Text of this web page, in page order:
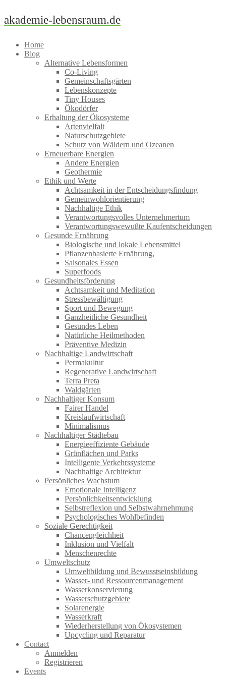
Skip
to
akademie-lebensraum.de
Home
Blog
Alternative Lebensformen
Co-Living
Gemeinschaftsgärten
Lebenskonzepte
Tiny Houses
Ökodörfer
Erhaltung der Ökosysteme
Artenvielfalt
Naturschutzgebiete
Schutz von Wäldern und Ozeanen
Erneuerbare Energien
Andere Energien
Geothermie
Ethik und Werte
Achtsamkeit in der Entscheidungsfindung
Gemeinwohlorientierung
Nachhaltige Ethik
Verantwortungsvolles Unternehmertum
Verantwortungswewußte Kaufentscheidungen
Gesunde Ernährung
Biologische und lokale Lebensmittel
Pflanzenbasierte Ernährung,
Saisonales Essen
Superfoods
Gesundheitsförderung
Achtsamkeit und Meditation
Stressbewältigung
Sport und Bewegung
Ganzheitliche Gesundheit
Gesundes Leben
Natürliche Heilmethoden
Präventive Medizin
Nachhaltige Landwirtschaft
Permakultur
Regenerative Landwirtschaft
Terra Preta
Waldgärten
Nachhaltiger Konsum
Fairer Handel
Kreislaufwirtschaft
Minimalismus
Nachhaltiger Städtebau
Energieeffiziente Gebäude
Grünflächen und Parks
Intelligente Verkehrssysteme
Nachhaltige Architektur
Persönliches Wachstum
Emotionale Intelligenz
Persönlichkeitsentwicklung
Selbstreflexion und Selbstwahrnehmung
Psychologisches Wohlbefinden
Soziale Gerechtigkeit
Chancengleichheit
Inklusion und Vielfalt
Menschenrechte
Umweltschutz
Umweltbildung und Bewusstseinsbildung
Wasser- und Ressourcenmanagement
Wasserkonservierung
Wasserschutzgebiete
Solarenergie
Wasserkraft
Wiederherstellung von Ökosystemen
Upcycling und Reparatur
Contact
Anmelden
Registrieren
Events